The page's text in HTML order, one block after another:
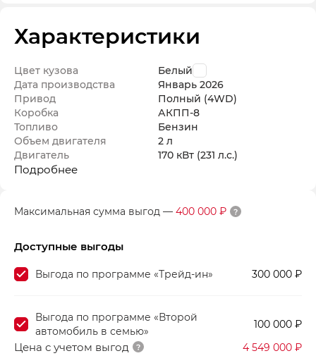
Характеристики
Цвет кузова
Белый
Дата производства
Январь 2026
Привод
Полный (4WD)
Коробка
АКПП-8
Топливо
Бензин
Объем двигателя
2 л
Двигатель
170 кВт (231 л.с.)
Подробнее
Максимальная сумма выгод — 400 000 ₽
Доступные выгоды
300 000 ₽
Выгода по программе «Трейд-ин»
100 000 ₽
Выгода по программе «Второй
автомобиль в семью»
Цена с учетом выгод 4 549 000 ₽